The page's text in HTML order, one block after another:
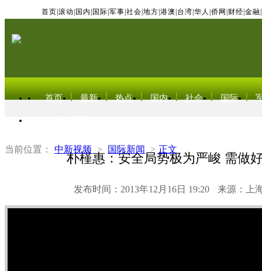
首页 滚动 国内 国际 军事 社会 地方 港澳 台湾 华人 侨网 财经 金融
首页 最新 热点 国内 社会 国际
当前位置： 中新视频 > 国际新闻 > 正文
朴槿惠：安全局势极为严峻 需做
发布时间：2013年12月16日 19:20 来源：上